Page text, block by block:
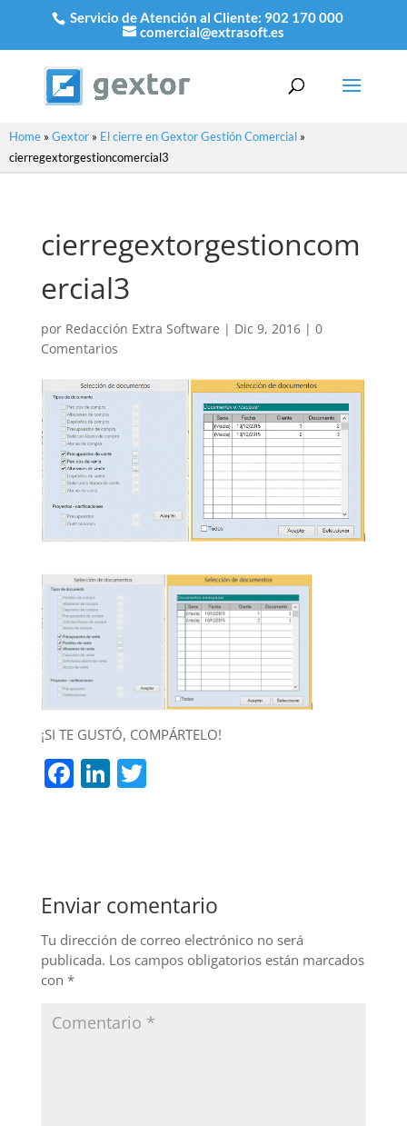
Servicio de Atención al Cliente: 902 170 000
comercial@extrasoft.es
Home » Gextor » El cierre en Gextor Gestión Comercial »
cierregextorgestioncomercial3
cierregextorgestioncom
ercial3
por Redacción Extra Software | Dic 9, 2016| 0
Comentarios
¡SI TE GUSTÓ, COMPÁRTELO!
F
b
o
o
k
Li
n
T
Enviar comentario
Tu dirección de correo electrónico no será
publicada. Los campos obligatorios están marcados
con *